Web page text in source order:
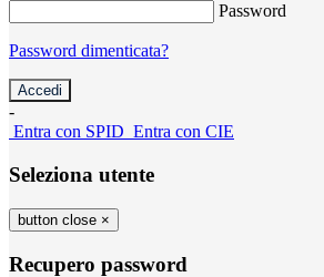
Password
Password dimenticata?
-
Entra con SPID Entra con CIE
Seleziona utente
button close ×
Recupero password